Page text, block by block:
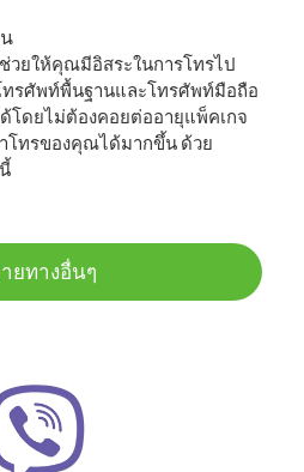
วยให้คุณมีอิสระในการโทรไป
ทรศัพท์พื้นฐานและโทรศัพท์มือถือ
โดยไม่ต้องคอยต่ออายุแพ็คเกจ
โทรของคุณได้มากขึ้น ด้วย
ยทางอื่นๆ